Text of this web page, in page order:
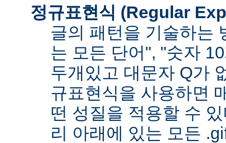
정규표현식 (Regular
글의 패턴을 기술하는
는 모든 단어", "숫자
두개있고 대문자 Q가
규표현식을 사용하면
떤 성질을 적용할 수
리 아래에 있는 모든